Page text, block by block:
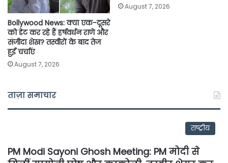
Bollywood News: क्या एक-दूसरे
को डेट कर रहे हैं हर्षवर्धन राणे और
संजीदा शेख? तस्वीरों के बाद तेज
हुईं चर्चाएं
August 7, 2026
August 7, 2026
ताज़ा समाचार
राष्ट्रीय
PM Modi Sayoni Ghosh Meeting: PM मोदी से